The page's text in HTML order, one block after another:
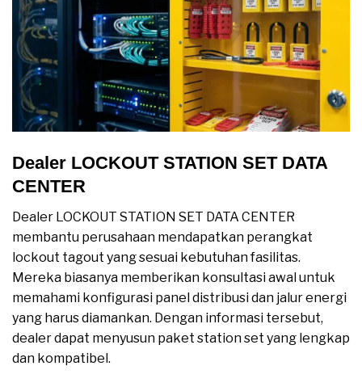
Dealer LOCKOUT STATION SET DATA
CENTER
Dealer LOCKOUT STATION SET DATA CENTER
membantu perusahaan mendapatkan perangkat
lockout tagout yang sesuai kebutuhan fasilitas.
Mereka biasanya memberikan konsultasi awal untuk
memahami konfigurasi panel distribusi dan jalur energi
yang harus diamankan. Dengan informasi tersebut,
dealer dapat menyusun paket station set yang lengkap
dan kompatibel.